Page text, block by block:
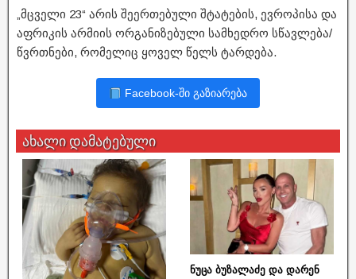
„მცველი 23“ არის შეერთებული შტატების, ევროპისა და
აფრიკის არმიის ორგანიზებული სამხედრო სწავლება/
წვრთნები, რომელიც ყოველ წელს ტარდება.
Facebook-ში გაზიარება
ახალი დამატებული
ნუცა ბუზალაძე და დარენ